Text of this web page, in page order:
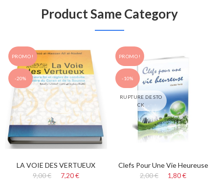
Product Same Category
PROMO !
-20%
LA VOIE DES VERTUEUX
9,00 €
7,20 €
PROMO !
-10%
RUPTURE DE STO
CK
Clefs Pour Une Vie Heureuse
2,00 €
1,80 €